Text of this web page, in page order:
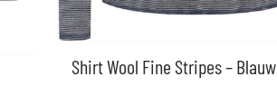
Shirt Wool Fine Stripes – Blauw